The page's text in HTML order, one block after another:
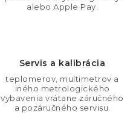
alebo Apple Pay.
Servis a kalibrácia
teplomerov, multimetrov a
iného metrologického
vybavenia vrátane záručného
a pozáručného servisu.